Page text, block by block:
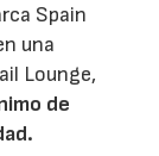
Spain
una
Lounge,
de